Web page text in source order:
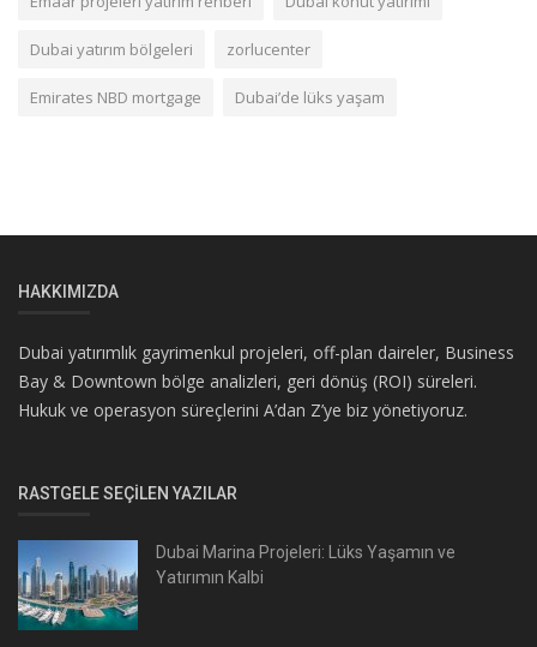
Dubai yatırım bölgeleri zorlucenter
Emirates NBD mortgage Dubai’de lüks yaşam
HAKKIMIZDA
Dubai yatırımlık gayrimenkul projeleri, off-plan daireler, Business
Bay & Downtown bölge analizleri, geri dönüş (ROI) süreleri.
Hukuk ve operasyon süreçlerini A’dan Z’ye biz yönetiyoruz.
RASTGELE SEÇILEN YAZILAR
Dubai Marina Projeleri: Lüks Yaşamın ve
Yatırımın Kalbi